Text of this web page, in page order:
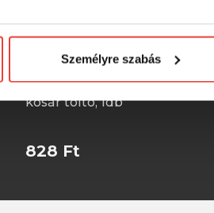
Személyre szabás
CarpZoom Method Feeder
kosár töltő, 1db
828 Ft